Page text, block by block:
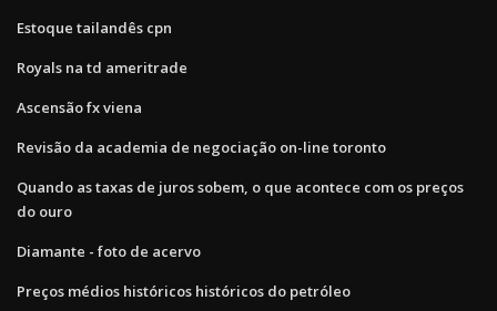
Estoque tailandês cpn
Royals na td ameritrade
Ascensão fx viena
Revisão da academia de negociação on-line toronto
Quando as taxas de juros sobem, o que acontece com os preços
do ouro
Diamante - foto de acervo
Preços médios históricos históricos do petróleo